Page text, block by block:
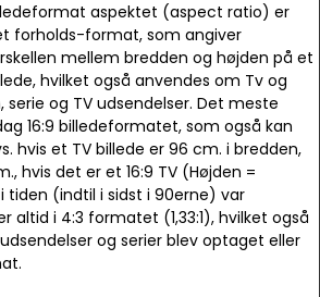
aspektet (aspect ratio) er
forholds-format, som angiver
mellem bredden og højden på et
hvilket også anvendes om Tv og
og TV udsendelser. Det meste
16:9 billedeformatet, som også kan
hvis et TV billede er 96 cm. i bredden,
hvis det er et 16:9 TV (Højden =
i tiden (indtil i sidst i 90erne) var
altid i 4:3 formatet (1,33:1), hvilket også
og serier blev optaget eller